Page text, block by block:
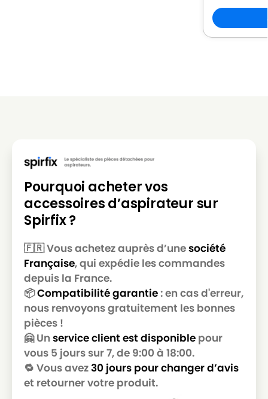
Pourquoi acheter vos
accessoires d’aspirateur sur
Spirfix ?
🇫🇷 Vous achetez auprès d’unesociété
Française, qui expédie les commandes
depuis la France.
📦Compatibilité garantie: en cas d'erreur,
nous renvoyons gratuitement les bonnes
pièces !
🤗 Un service client est disponible pour
vous 5 jours sur 7, de 9:00 à 18:00.
🔁 Vous avez30 jours pour changer d’avis
et retourner votre produit.